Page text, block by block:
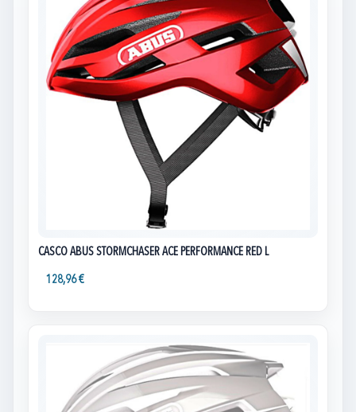
CASCO ABUS STORMCHASER ACE PERFORMANCE RED L
128,96 €